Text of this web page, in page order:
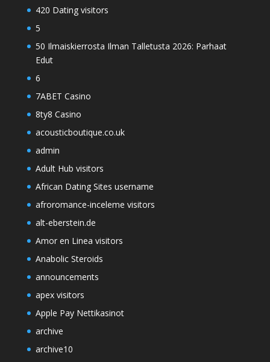
420 Dating visitors
5
50 Ilmaiskierrosta Ilman Talletusta 2026: Parhaat
Edut
6
7ABET Casino
8ty8 Casino
acousticboutique.co.uk
admin
Adult Hub visitors
African Dating Sites username
afroromance-inceleme visitors
alt-eberstein.de
Amor en Linea visitors
Anabolic Steroids
announcements
apex visitors
Apple Pay Nettikasinot
archive
archive10